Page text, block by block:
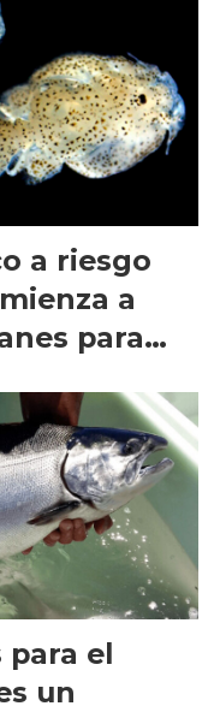
a riesgo
a
para
el
un